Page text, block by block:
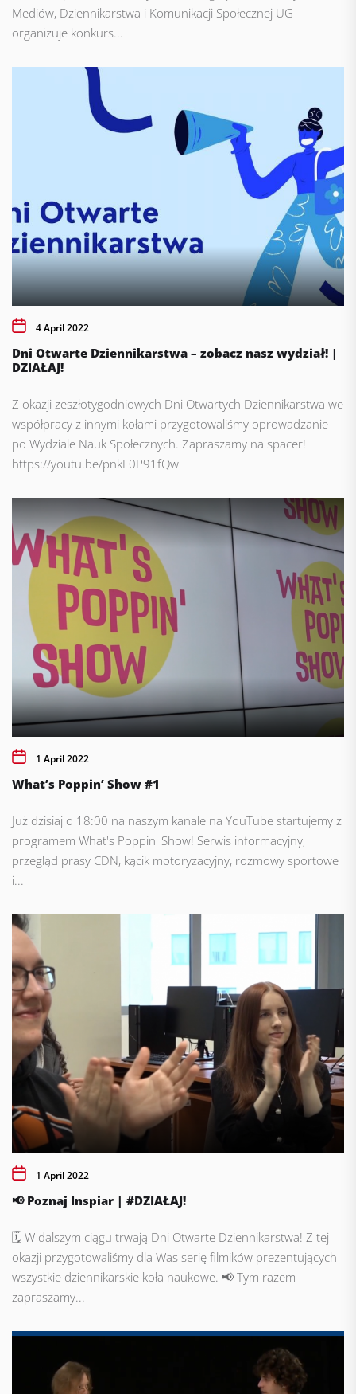
Mediów, Dziennikarstwa i Komunikacji Społecznej UG
organizuje konkurs...
4 April 2022
Dni Otwarte Dziennikarstwa – zobacz nasz wydział! |
DZIAŁAJ!
Z okazji zeszłotygodniowych Dni Otwartych Dziennikarstwa we
współpracy z innymi kołami przygotowaliśmy oprowadzanie
po Wydziale Nauk Społecznych. Zapraszamy na spacer!
https://youtu.be/pnkE0P91fQw
1 April 2022
What’s Poppin’ Show #1
Już dzisiaj o 18:00 na naszym kanale na YouTube startujemy z
programem What's Poppin' Show! Serwis informacyjny,
przegląd prasy CDN, kącik motoryzacyjny, rozmowy sportowe
i...
1 April 2022
📢 Poznaj Inspiar | #DZIAŁAJ!
🗓️ W dalszym ciągu trwają Dni Otwarte Dziennikarstwa! Z tej
okazji przygotowaliśmy dla Was serię filmików prezentujących
wszystkie dziennikarskie koła naukowe. 📢 Tym razem
zapraszamy...